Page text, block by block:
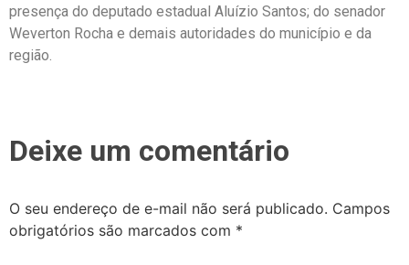
presença do deputado estadual Aluízio Santos; do senador
Weverton Rocha e demais autoridades do município e da
região.
Deixe um comentário
O seu endereço de e-mail não será publicado. Campos
obrigatórios são marcados com *